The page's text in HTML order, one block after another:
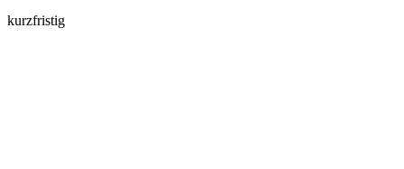
kurzfristig